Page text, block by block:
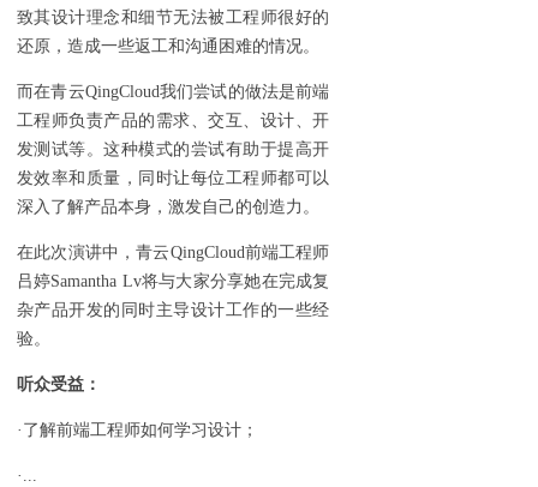
致其设计理念和细节无法被工程师很好的
还原，造成一些返工和沟通困难的情况。
而在青云QingCloud我们尝试的做法是前端
工程师负责产品的需求、交互、设计、开
发测试等。这种模式的尝试有助于提高开
发效率和质量，同时让每位工程师都可以
深入了解产品本身，激发自己的创造力。
在此次演讲中，青云QingCloud前端工程师
吕婷Samantha Lv将与大家分享她在完成复
杂产品开发的同时主导设计工作的一些经
验。
听众受益：
·了解前端工程师如何学习设计；
·...